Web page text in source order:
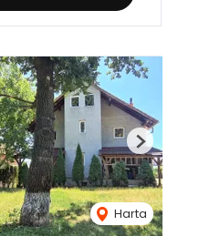
Harta
Next